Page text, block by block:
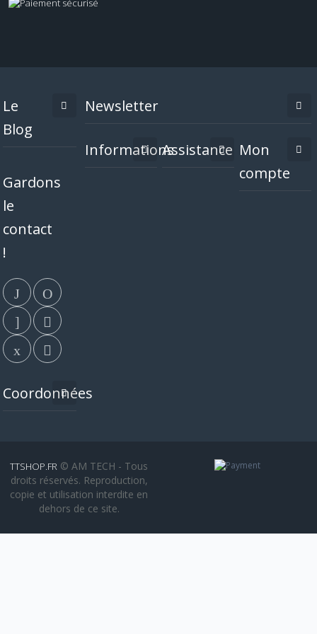
Le
Blog
Gardons
le
contact
!
Coordonnées
Newsletter
InformationsAssistance Mon
compte
TTSHOP.FR © AM TECH - Tous
droits réservés. Reproduction,
copie et utilisation interdite en
dehors de ce site.